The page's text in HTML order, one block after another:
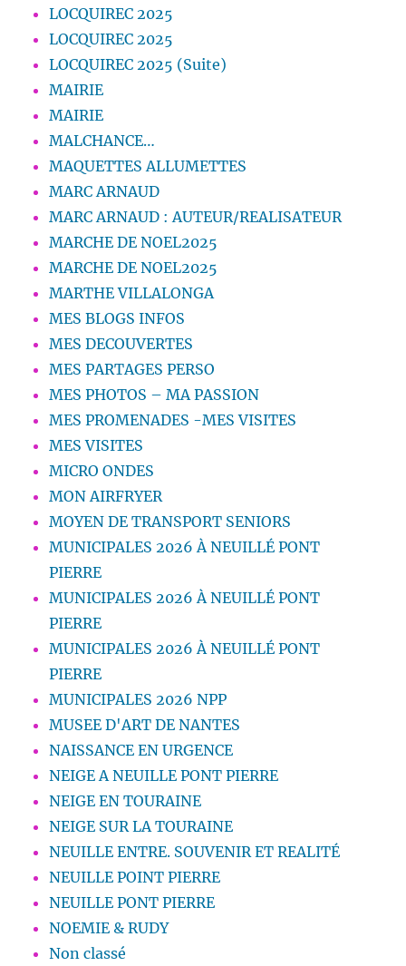
LOCQUIREC 2025
LOCQUIREC 2025
LOCQUIREC 2025 (Suite)
MAIRIE
MAIRIE
MALCHANCE…
MAQUETTES ALLUMETTES
MARC ARNAUD
MARC ARNAUD : AUTEUR/REALISATEUR
MARCHE DE NOEL2025
MARCHE DE NOEL2025
MARTHE VILLALONGA
MES BLOGS INFOS
MES DECOUVERTES
MES PARTAGES PERSO
MES PHOTOS – MA PASSION
MES PROMENADES -MES VISITES
MES VISITES
MICRO ONDES
MON AIRFRYER
MOYEN DE TRANSPORT SENIORS
MUNICIPALES 2026 À NEUILLÉ PONT
PIERRE
MUNICIPALES 2026 À NEUILLÉ PONT
PIERRE
MUNICIPALES 2026 À NEUILLÉ PONT
PIERRE
MUNICIPALES 2026 NPP
MUSEE D'ART DE NANTES
NAISSANCE EN URGENCE
NEIGE A NEUILLE PONT PIERRE
NEIGE EN TOURAINE
NEIGE SUR LA TOURAINE
NEUILLE ENTRE. SOUVENIR ET REALITÉ
NEUILLE POINT PIERRE
NEUILLE PONT PIERRE
NOEMIE & RUDY
Non classé